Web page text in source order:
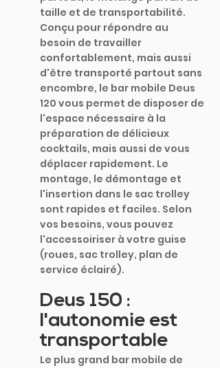
taille et de transportabilité.
Conçu pour répondre au
besoin de travailler
confortablement, mais aussi
d'être transporté partout sans
encombre, le bar mobile Deus
120 vous permet de disposer de
l'espace nécessaire à la
préparation de délicieux
cocktails, mais aussi de vous
déplacer rapidement. Le
montage, le démontage et
l'insertion dans le sac trolley
sont rapides et faciles. Selon
vos besoins, vous pouvez
l'accessoiriser à votre guise
(roues, sac trolley, plan de
service éclairé).
Deus 150 :
l'autonomie est
transportable
Le plus grand bar mobile de